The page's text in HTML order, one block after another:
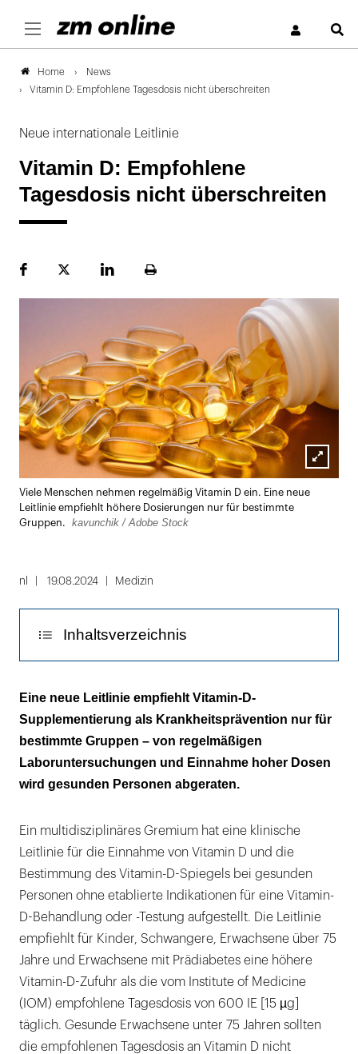
Home
News
Vitamin D: Empfohlene Tagesdosis nicht überschreiten
Neue internationale Leitlinie
Vitamin D: Empfohlene
Tagesdosis nicht überschreiten
FacebookPlattformLinekdInSeite
Lightbox
öffnen
Viele Menschen nehmen regelmäßig Vitamin D ein. Eine neue
Leitlinie empfiehlt höhere Dosierungen nur für bestimmte
Gruppen.
kavunchik / Adobe Stock
nl 19.08.2024 Medizin
Inhaltsverzeichnis
Lieber weniger, dafür öfter
Eine neue Leitlinie empfiehlt Vitamin-D-
Supplementierung als Krankheitsprävention nur für
bestimmte Gruppen – von regelmäßigen
Laboruntersuchungen und Einnahme hoher Dosen
wird gesunden Personen abgeraten.
Ein multidisziplinäres Gremium hat eine klinische
Leitlinie für die Einnahme von Vitamin D und die
Bestimmung des Vitamin-D-Spiegels bei gesunden
Personen ohne etablierte Indikationen für eine Vitamin-
D-Behandlung oder -Testung aufgestellt. Die Leitlinie
empfiehlt für Kinder, Schwangere, Erwachsene über 75
Jahre und Erwachsene mit Prädiabetes eine höhere
Vitamin-D-Zufuhr als die vom Institute of Medicine
(IOM) empfohlene Tagesdosis von 600 IE [15 µg]
täglich. Gesunde Erwachsene unter 75 Jahren sollten
die empfohlenen Tagesdosis an Vitamin D nicht